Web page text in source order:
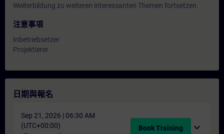
Weiterbildung zu weiteren interessanten Themen fortsetzen.
注意事項
Inbetriebsetzer
Projektierer
日期與報名
Sep 21, 2026 | 06:30 AM
(UTC+00:00)
Book Training expand_more